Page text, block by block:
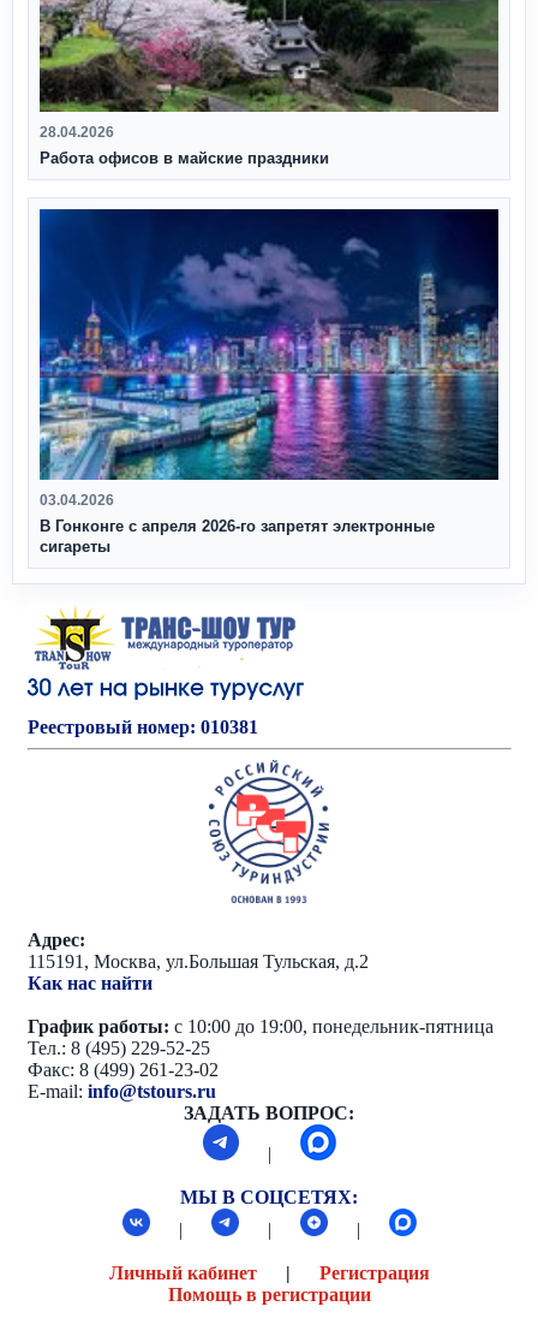
28.04.2026
Работа офисов в майские праздники
03.04.2026
В Гонконге с апреля 2026‑го запретят электронные
сигареты
Реестровый номер: 010381
Адрес:
115191, Москва, ул.Большая Тульская, д.2
Как нас найти
График работы: с 10:00 до 19:00, понедельник-пятница
Тел.: 8 (495) 229-52-25
Факс: 8 (499) 261-23-02
E-mail: info@tstours.ru
ЗАДАТЬ ВОПРОС:
|
МЫ В СОЦСЕТЯХ:
|
| |
Личный кабинет| Регистрация
Помощь в регистрации